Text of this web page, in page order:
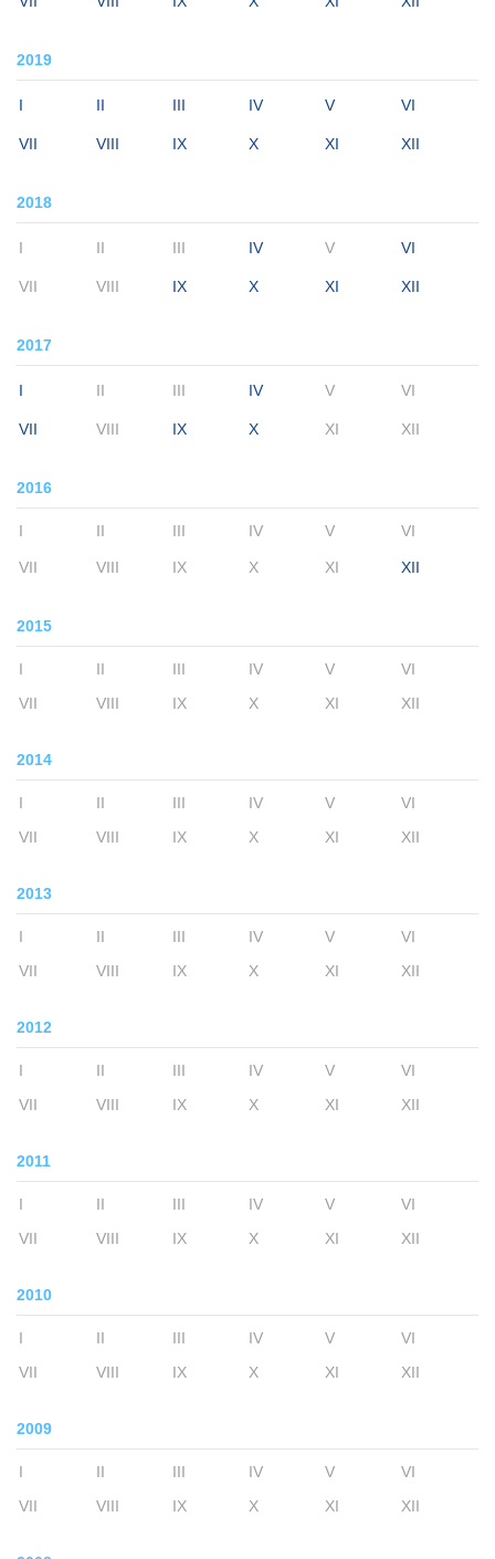
2019
I II III IV V VI
VII VIII IX X XI XII
2018
I II III IV V VI
VII VIII IX X XI XII
2017
I II III IV V VI
VII VIII IX X XI XII
2016
I II III IV V VI
VII VIII IX X XI XII
2015
I II III IV V
VI
VII
VIII IX X XI XII
2014
I II III IV V
VI
VII
VIII IX X XI XII
2013
I II III IV V
VI
VII
VIII IX X XI XII
2012
I II III IV V
VI
VII
VIII IX X XI XII
2011
I II III IV V
VI
VII
VIII IX X XI XII
2010
I II III IV V
VI
VII
VIII IX X XI XII
2009
I II III IV V
VI
VII
VIII IX X XI XII